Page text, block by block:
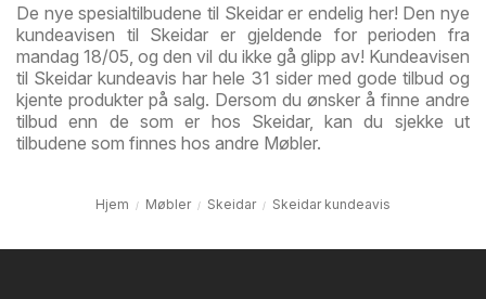
De nye spesialtilbudene til Skeidar er endelig her! Den nye
kundeavisen til Skeidar er gjeldende for perioden fra
mandag 18/05, og den vil du ikke gå glipp av! Kundeavisen
til Skeidar kundeavis har hele 31 sider med gode tilbud og
kjente produkter på salg. Dersom du ønsker å finne andre
tilbud enn de som er hos Skeidar, kan du sjekke ut
tilbudene som finnes hos andre Møbler.
Hjem Møbler Skeidar Skeidar kundeavis